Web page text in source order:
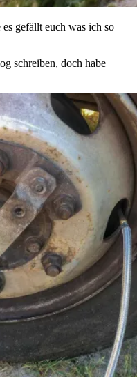
gefällt euch was ich so
schreiben, doch habe